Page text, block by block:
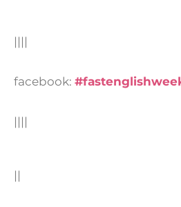
||||
facebook:
||||
||